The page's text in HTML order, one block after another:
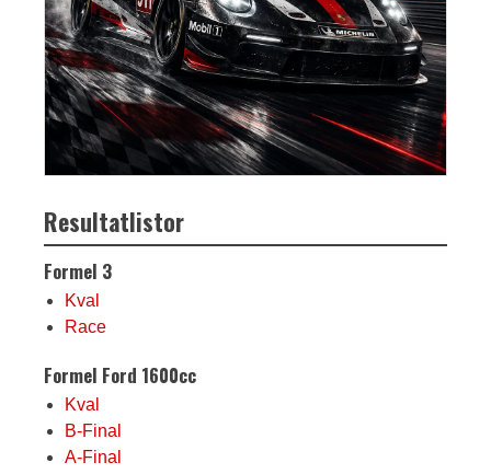
Resultatlistor
Formel 3
Kval
Race
Formel Ford 1600cc
Kval
B-Final
A-Final